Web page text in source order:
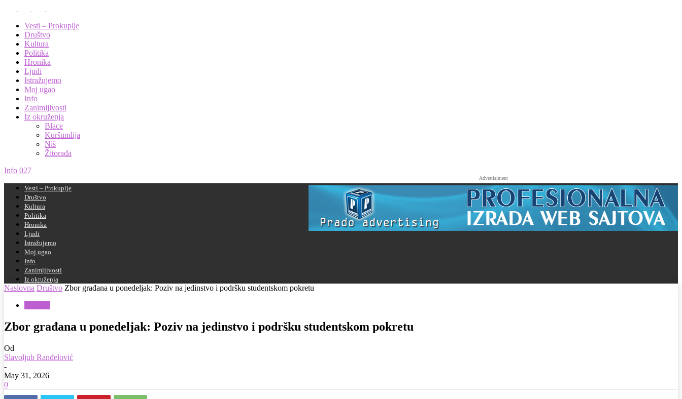
Vesti – Prokuplje
Društvo
Kultura
Politika
Hronika
Ljudi
Istražujemo
Moj ugao
Info
Zanimljivosti
Iz okruženja
Blace
Kuršumlija
Niš
Žitorađa
Info 027
Advertisiment
Vesti – Prokuplje
Društvo
Kultura
Politika
Hronika
Ljudi
Istražujemo
Moj ugao
Info
Zanimljivosti
Iz okruženja
Naslovna Društvo Zbor građana u ponedeljak: Poziv na jedinstvo i podršku studentskom pokretu
Zbor građana u ponedeljak: Poziv na jedinstvo i podršku studentskom pokretu
Od
Slavoljub Ranđelović
-
May 31, 2026
0